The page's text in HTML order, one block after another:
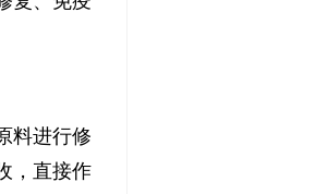
料进行修
，直接作